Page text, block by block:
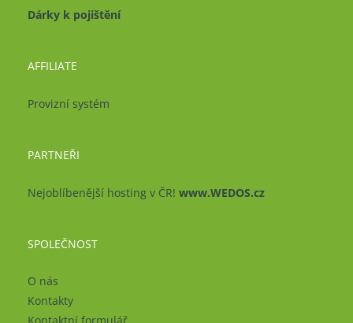
Dárky k pojištění
AFFILIATE
Provizní systém
PARTNEŘI
Nejoblíbenější hosting v ČR! www.WEDOS.cz
SPOLEČNOST
O nás
Kontakty